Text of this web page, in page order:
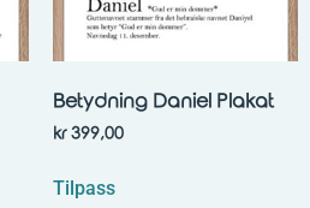
Betydning Daniel Plakat
kr399,00
Tilpass